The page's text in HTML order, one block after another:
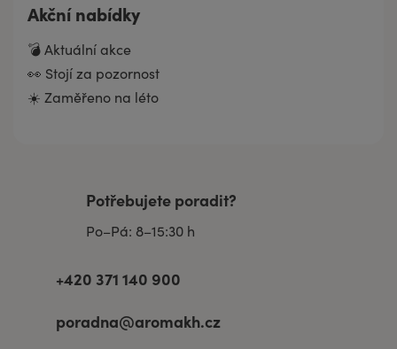
Akční nabídky
💣 Aktuální akce
👀 Stojí za pozornost
☀️ Zaměřeno na léto
Potřebujete poradit?
Po–Pá: 8–15:30 h
+420 371 140 900
poradna@aromakh.cz